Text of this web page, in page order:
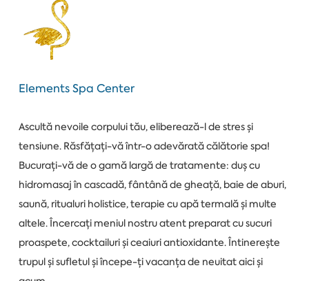
Elements Spa Center
Ascultă nevoile corpului tău, eliberează-l de stres și
tensiune. Răsfățați-vă într-o adevărată călătorie spa!
Bucurați-vă de o gamă largă de tratamente: duș cu
hidromasaj în cascadă, fântână de gheață, baie de aburi,
saună, ritualuri holistice, terapie cu apă termală și multe
altele. Încercați meniul nostru atent preparat cu sucuri
proaspete, cocktailuri și ceaiuri antioxidante. Întinerește
trupul și sufletul și începe-ți vacanța de neuitat aici și